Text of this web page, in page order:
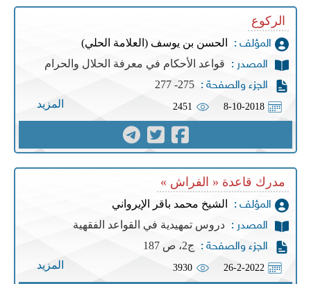
الركوع
المؤلف : الحسن بن يوسف (العلامة الحلي)
المصدر : قواعد الأحكام في معرفة الحلال والحرام
الجزء والصفحة : 275- 277
8-10-2018
2451 المزيد
مدرك قاعدة « الفراش »
المؤلف : الشيخ محمد باقر الإيرواني
المصدر : دروس تمهيدية في القواعد الفقهية
الجزء والصفحة : ج2، ص 187
26-2-2022
3930 المزيد